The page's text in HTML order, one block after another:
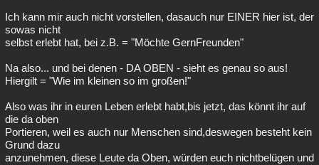
Ich kann mir auch nicht vorstellen, dasauch nur EINER hier ist, der
sowas nicht
selbst erlebt hat, bei z.B. = "Möchte GernFreunden"
Na also... und bei denen - DA OBEN - sieht es genau so aus!
Hiergilt = "Wie im kleinen so im großen!"
Also was ihr in euren Leben erlebt habt,bis jetzt, das könnt ihr auf
die da oben
Portieren, weil es auch nur Menschen sind,deswegen besteht kein
Grund dazu
anzunehmen, diese Leute da Oben, würden euch nichtbelügen und